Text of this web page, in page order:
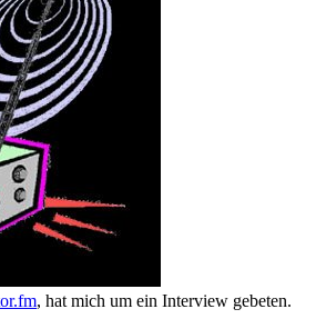
, hat mich um ein Interview gebeten.